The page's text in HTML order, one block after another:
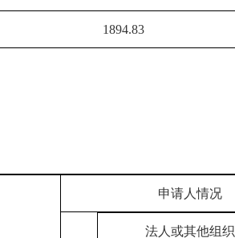
1894.83
申请人情况
法人或其他组织